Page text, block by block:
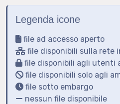
Legenda icone
file ad accesso aperto
file disponibili sulla rete
file disponibili agli utenti
file disponibili solo agli
file sotto embargo
nessun file disponibile